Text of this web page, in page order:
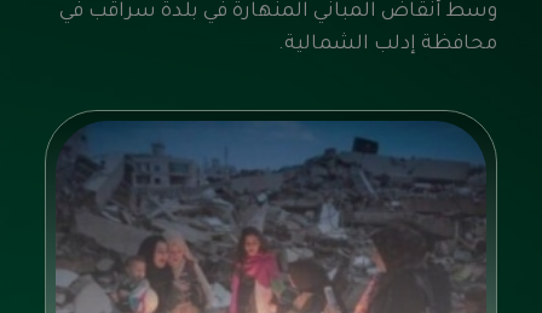
وسط أنقاض المباني المنهارة في بلدة سراقب في
محافظة إدلب الشمالية.